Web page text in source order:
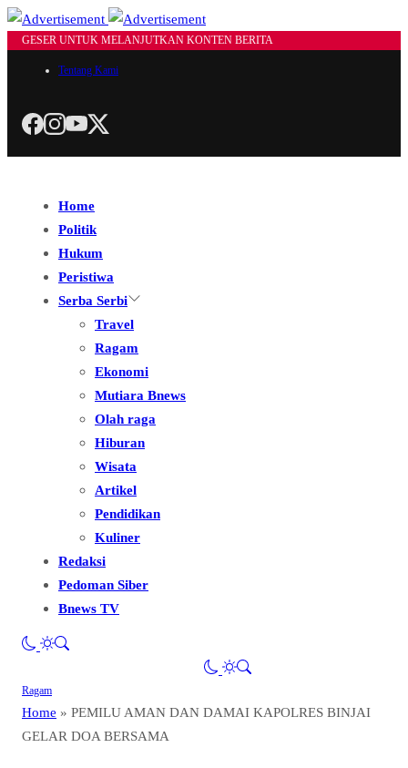
GESER UNTUK MELANJUTKAN KONTEN BERITA
Tentang Kami
Home
Politik
Hukum
Peristiwa
Serba Serbi
Travel
Ragam
Ekonomi
Mutiara Bnews
Olah raga
Hiburan
Wisata
Artikel
Pendidikan
Kuliner
Redaksi
Pedoman Siber
Bnews TV
Ragam
Home » PEMILU AMAN DAN DAMAI KAPOLRES BINJAI
GELAR DOA BERSAMA